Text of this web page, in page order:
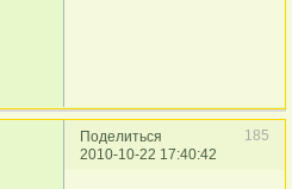
Поделиться
185
2010-10-22 17:40:42